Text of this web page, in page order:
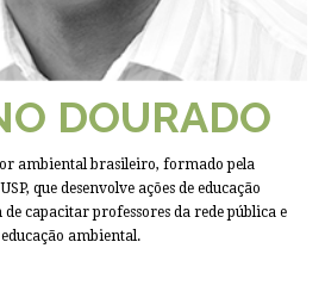
DOURADO
ambiental brasileiro, formado pela
que desenvolve ações de educação
capacitar professores da rede pública e
ambiental.